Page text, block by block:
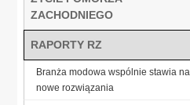
ZACHODNIEGO
RAPORTY RZ
Branża modowa wspólnie stawia na
nowe rozwiązania